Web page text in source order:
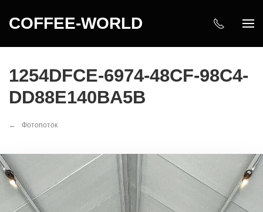
COFFEE-WORLD
1254DFCE-6974-48CF-98C4-
DD88E140BA5B
Фотопоток